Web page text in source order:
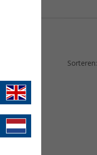
Sorteren: